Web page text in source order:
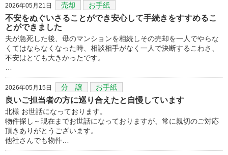
2026年05月21日 売却 お手紙
不安をぬぐいさることができ安心して手続きをすすめるこ
とができました
夫が急死した後、母のマンションを相続しその売却を一人でやらな
くてはならなくなった時、相談相手がなく一人で決断するこわさ、
不安はとても大きかったです。
2026年05月15日 分 譲 お手紙
良いご担当者の方に巡り合えたと自慢しています
北様 お世話になっております。
物件探し～現在までお世話になっておりますが、常に親切のご対応
頂きありがとうございます。
他社さんでも物件…